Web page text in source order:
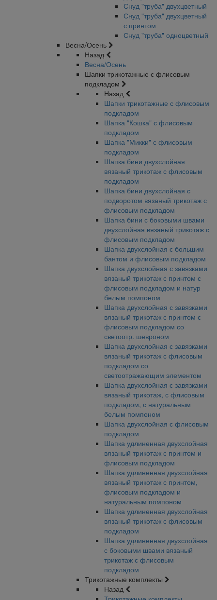
Снуд "труба" двухцветный
Снуд "труба" двухцветный
с принтом
Снуд "труба" одноцветный
Весна/Осень
Назад
Весна/Осень
Шапки трикотажные с флисовым
подкладом
Назад
Шапки трикотажные с флисовым
подкладом
Шапка "Кошка" с флисовым
подкладом
Шапка "Микки" с флисовым
подкладом
Шапка бини двухслойная
вязаный трикотаж с флисовым
подкладом
Шапка бини двухслойная с
подворотом вязаный трикотаж с
флисовым подкладом
Шапка бини с боковыми швами
двухслойная вязаный трикотаж с
флисовым подкладом
Шапка двухслойная с большим
бантом и флисовым подкладом
Шапка двухслойная с завязками
вязаный трикотаж с принтом с
флисовым подкладом и натур
белым помпоном
Шапка двухслойная с завязками
вязаный трикотаж с принтом с
флисовым подкладом со
светоотр. шевроном
Шапка двухслойная с завязками
вязаный трикотаж с флисовым
подкладом со
светоотражающим элементом
Шапка двухслойная с завязками
вязаный трикотаж, с флисовым
подкладом, с натуральным
белым помпоном
Шапка двухслойная с флисовым
подкладом
Шапка удлиненная двухслойная
вязаный трикотаж с принтом и
флисовым подкладом
Шапка удлиненная двухслойная
вязаный трикотаж с принтом,
флисовым подкладом и
натуральным помпоном
Шапка удлиненная двухслойная
вязаный трикотаж с флисовым
подкладом
Шапка удлиненная двухслойная
с боковыми швами вязаный
трикотаж с флисовым
подкладом
Трикотажные комплекты
Назад